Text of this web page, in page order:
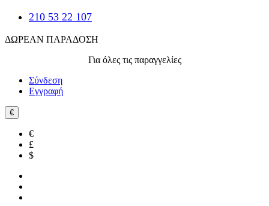
210 53 22 107
ΔΩΡΕΑΝ ΠΑΡΑΔΟΣΗ
Για όλες τις παραγγελίες
Σύνδεση
Εγγραφή
€
€
£
$